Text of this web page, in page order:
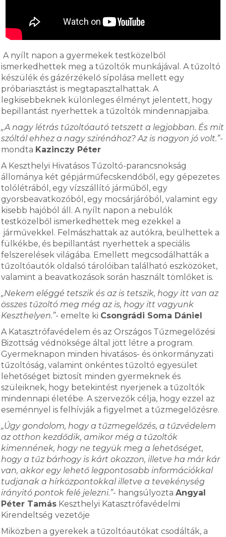
A nyílt napon a gyermekek testközelből
ismerkedhettek meg a tűzoltók munkájával. A tűzoltó
készülék és gázérzékelő sípolása mellett egy
próbariasztást is megtapasztalhattak. A
legkisebbeknek különleges élményt jelentett, hogy
bepillantást nyerhettek a tűzoltók mindennapjaiba.
„A nagy létrás tűzoltóautó tetszett a legjobban. És mit
szóltál ehhez a nagy szirénához? Az is nagyon jó volt.”-
mondta Kazinczy Péter
A Keszthelyi Hivatásos Tűzoltó-parancsnokság
állománya két gépjárműfecskendőből, egy gépezetes
tolólétrából, egy vízszállító járműből, egy
gyorsbeavatkozóból, egy mocsárjáróból, valamint egy
kisebb hajóból áll. A nyílt napon a nebulók
testközelből ismerkedhettek meg ezekkel a
járművekkel. Felmászhattak az autókra, beülhettek a
fülkékbe, és bepillantást nyerhettek a speciális
felszerelések világába. Emellett megcsodálhatták a
tűzoltóautók oldalsó tárolóiban található eszközöket,
valamint a beavatkozások során használt tömlőket is.
„Nekem eléggé tetszik és az is tetszik, hogy itt van az
összes tűzoltó meg még az is, hogy itt vagyunk
Keszthelyen.”- emelte ki Csongrádi Soma Dániel
A Katasztrófavédelem és az Országos Tűzmegelőzési
Bizottság védnöksége által jött létre a program.
Gyermeknapon minden hivatásos- és önkormányzati
tűzoltóság, valamint önkéntes tűzoltó egyesület
lehetőséget biztosít minden gyermeknek és
szüleiknek, hogy betekintést nyerjenek a tűzoltók
mindennapi életébe. A szervezők célja, hogy ezzel az
eseménnyel is felhívják a figyelmet a tűzmegelőzésre.
„Úgy gondolom, hogy a tűzmegelőzés, a tűzvédelem
az otthon kezdődik, amikor még a tűzoltók
kimennének, hogy ne tegyük meg a lehetőséget,
hogy a tűz bárhogy is kárt okozzon, illetve ha már kár
van, akkor egy lehető legpontosabb információkkal
tudjanak a hírközpontokkal illetve a tevekénység
irányitó pontok felé jelezni.”- hangsúlyoztaAngyal
Péter Tamás Keszthelyi Katasztrófavédelmi
Kirendeltség vezetője
Miközben a gyerekek a tűzoltóautókat csodálták, a